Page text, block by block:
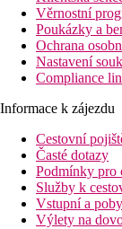
Věrnostní
Poukázky a
Ochrana
Nastavení
Compliance
Informace k zájezdu
Cestovní
Časté dotazy
Podmínky pro
Služby k
Vstupní a
Výlety na